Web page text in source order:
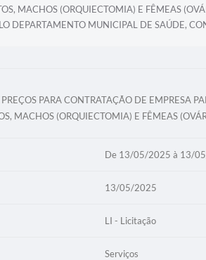
MACHOS (ORQUIECTOMIA) E FÊMEAS
DEPARTAMENTO MUNICIPAL DE SAÚDE,
PARA CONTRATAÇÃO DE EMPRESA
MACHOS (ORQUIECTOMIA) E FÊMEAS
De 13/05/2025 à 13/
13/05/2025
LI - Licitação
Serviços